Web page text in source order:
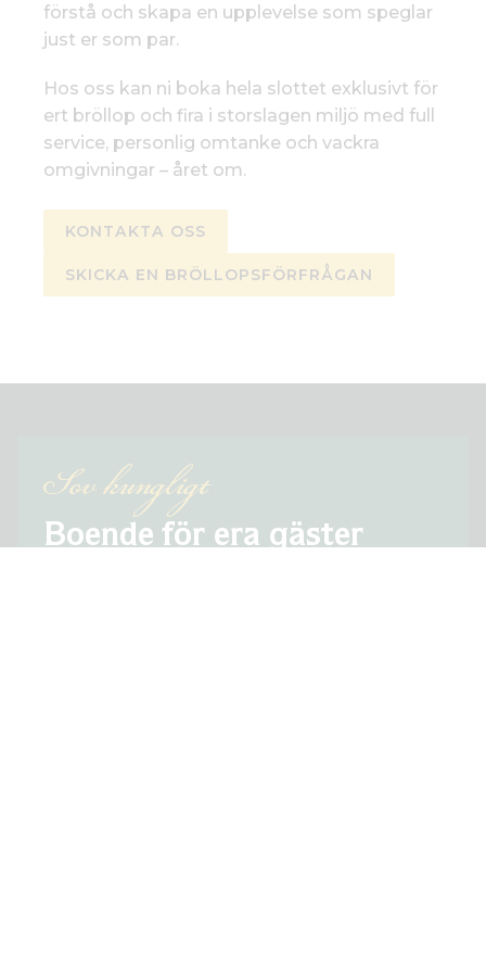
förstå och skapa en upplevelse som speglar
just er som par.
Hos oss kan ni boka hela slottet exklusivt för
ert bröllop och fira i storslagen miljö med full
service, personlig omtanke och vackra
omgivningar – året om.
KONTAKTA OSS
SKICKA EN BRÖLLOPSFÖRFRÅGAN
Sov kungligt
Boende för era gäster